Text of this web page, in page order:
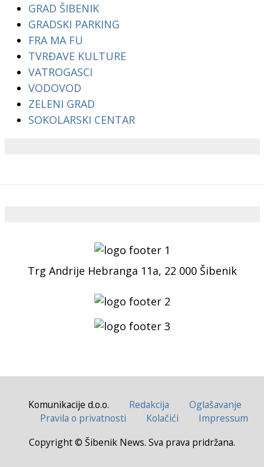
GRAD ŠIBENIK
GRADSKI PARKING
FRA MA FU
TVRĐAVE KULTURE
VATROGASCI
VODOVOD
ZELENI GRAD
SOKOLARSKI CENTAR
Trg Andrije Hebranga 11a, 22 000 Šibenik
Komunikacije d.o.o. Redakcija
Oglašavanje
Pravila o privatnosti
Kolačići
Impressum
Copyright © Šibenik News. Sva prava pridržana.